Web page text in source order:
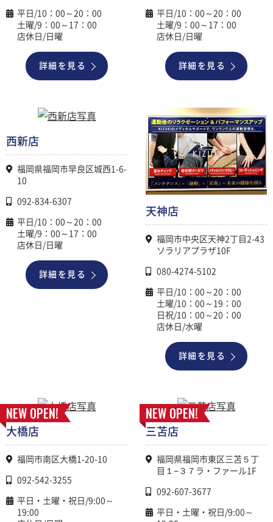
平日/10：00～20：00
土曜/9：00～17：00
店休日/日曜
詳細を見る
平日/10：00～20：00
土曜/9：00～17：00
店休日/日曜
詳細を見る
西新店
福岡県福岡市早良区城西1-6-
10
092-834-6307
平日/10：00～20：00
土曜/9：00～17：00
店休日/日曜
詳細を見る
天神店
福岡市中央区天神2丁目2-43
ソラリアプラザ10F
080-4274-5102
平日/10：00～20：00
土曜/10：00～19：00
日祝/10：00～20：00
店休日/水曜
詳細を見る
NEW OPEN!
大橋店
福岡市南区大橋1-20-10
092-542-3255
平日・土曜・祝日/9:00～
19:00
NEW OPEN!
三苫店
福岡県福岡市東区三苫５丁
目１−３７ラ・ファール1F
092-607-3677
平日・土曜・祝日/9:00～